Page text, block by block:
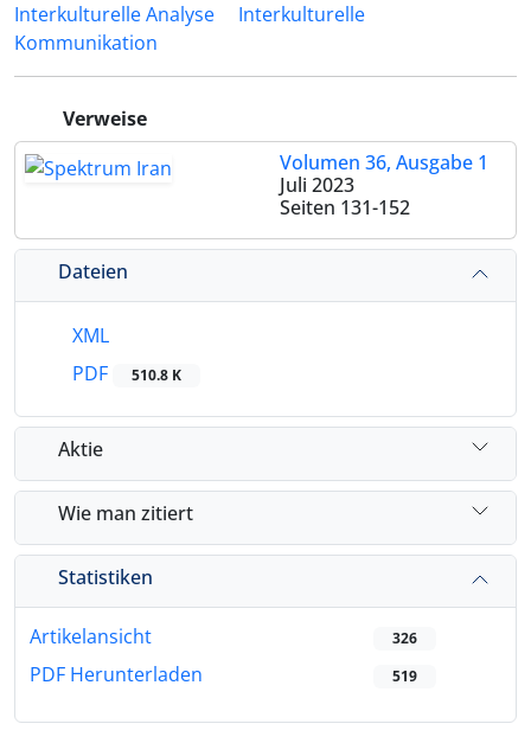
Interkulturelle Analyse
Interkulturelle
Kommunikation
Verweise
Volumen 36, Ausgabe 1
Juli 2023
Seiten 131-152
Dateien
XML
PDF
510.8 K
Aktie
Wie man zitiert
Statistiken
Artikelansicht 326
PDF Herunterladen 519